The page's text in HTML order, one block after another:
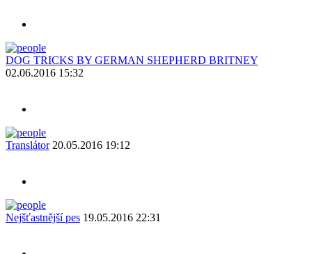
DOG TRICKS BY GERMAN SHEPHERD BRITNEY
02.06.2016 15:32
Translátor 20.05.2016 19:12
Nejšťastnější pes 19.05.2016 22:31